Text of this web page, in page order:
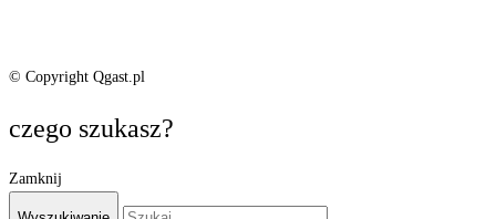
© Copyright Qgast.pl
czego szukasz?
Zamknij